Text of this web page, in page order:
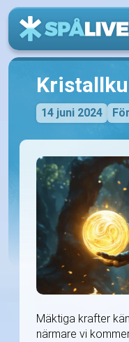
14 juni 2024
Mäktiga krafter
närmare vi